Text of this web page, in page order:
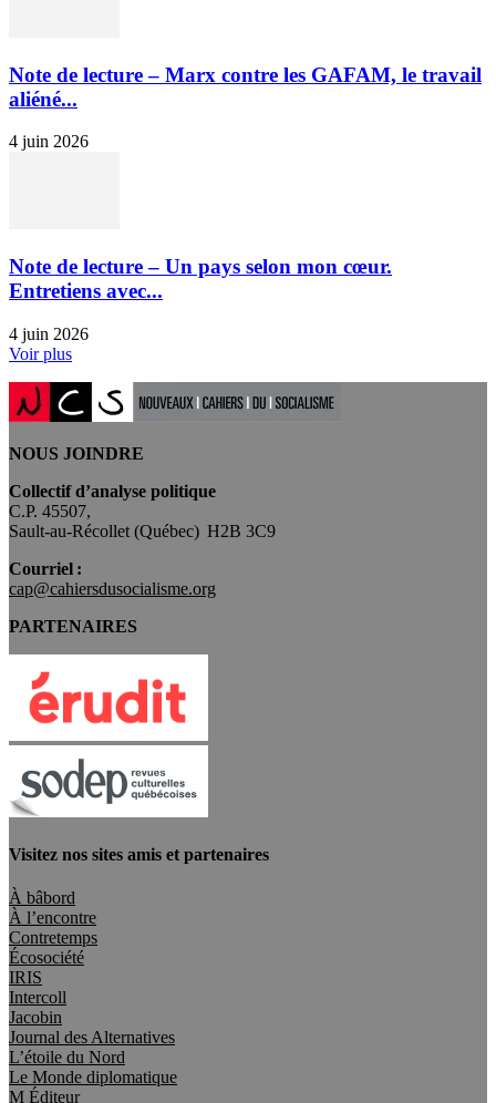
Note de lecture – Marx contre les GAFAM, le travail
aliéné...
4 juin 2026
Note de lecture – Un pays selon mon cœur.
Entretiens avec...
4 juin 2026
Voir plus
NOUS JOINDRE
Collectif d’analyse politique
C.P. 45507,
Sault-au-Récollet (Québec) H2B 3C9
Courriel :
cap@cahiersdusocialisme.org
PARTENAIRES
Visitez nos sites amis et partenaires
À bâbord
À l’encontre
Contretemps
Écosociété
IRIS
Intercoll
Jacobin
Journal des Alternatives
L’étoile du Nord
Le Monde diplomatique
M Éditeur